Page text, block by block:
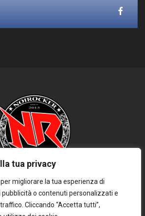
tua privacy
migliorare la tua esperienza di
o contenuti personalizzati e
Cliccando “Accetta tutti”,
COOKIE POLICY DISCLAIMER